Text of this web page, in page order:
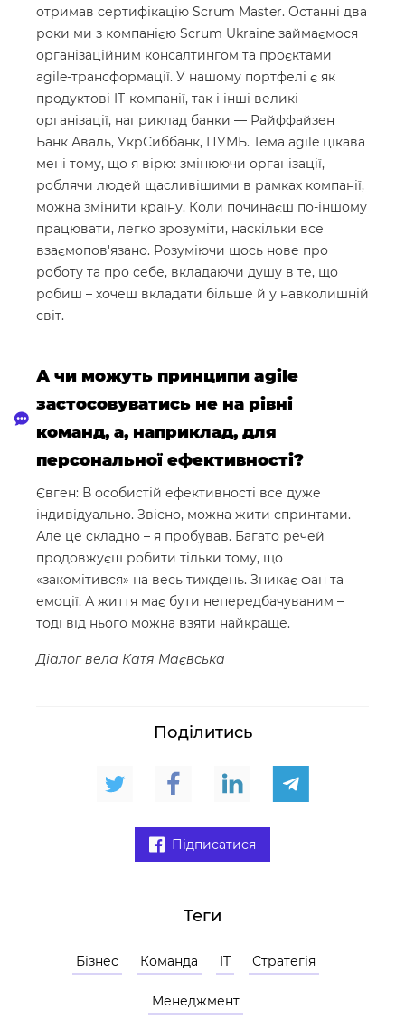
отримав сертифікацію Scrum Master. Останні два
роки ми з компанією Scrum Ukraine займаємося
організаційним консалтингом та проєктами
agile-трансформації. У нашому портфелі є як
продуктові IT-компанії, так і інші великі
організації, наприклад банки — Райффайзен
Банк Аваль, УкрСиббанк, ПУМБ. Тема agile цікава
мені тому, що я вірю: змінюючи організації,
роблячи людей щасливішими в рамках компанії,
можна змінити країну. Коли починаєш по-іншому
працювати, легко зрозуміти, наскільки все
взаємопов'язано. Розуміючи щось нове про
роботу та про себе, вкладаючи душу в те, що
робиш – хочеш вкладати більше й у навколишній
світ.
А чи можуть принципи agile
застосовуватись не на рівні
команд, а, наприклад, для
персональної ефективності?
Євген: В особистій ефективності все дуже
індивідуально. Звісно, ​​можна жити спринтами.
Але це складно – я пробував. Багато речей
продовжуєш робити тільки тому, що
«закомітився» на весь тиждень. Зникає фан та
емоції. А життя має бути непередбачуваним –
тоді від нього можна взяти найкраще.
Діалог вела Катя Маєвська
Поділитись
Підписатися
Теги
Бізнес Команда IT Стратегія
Менеджмент